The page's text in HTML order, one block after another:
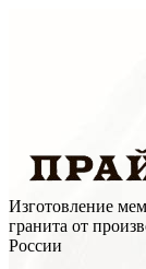
Изготовление
гранита от
России